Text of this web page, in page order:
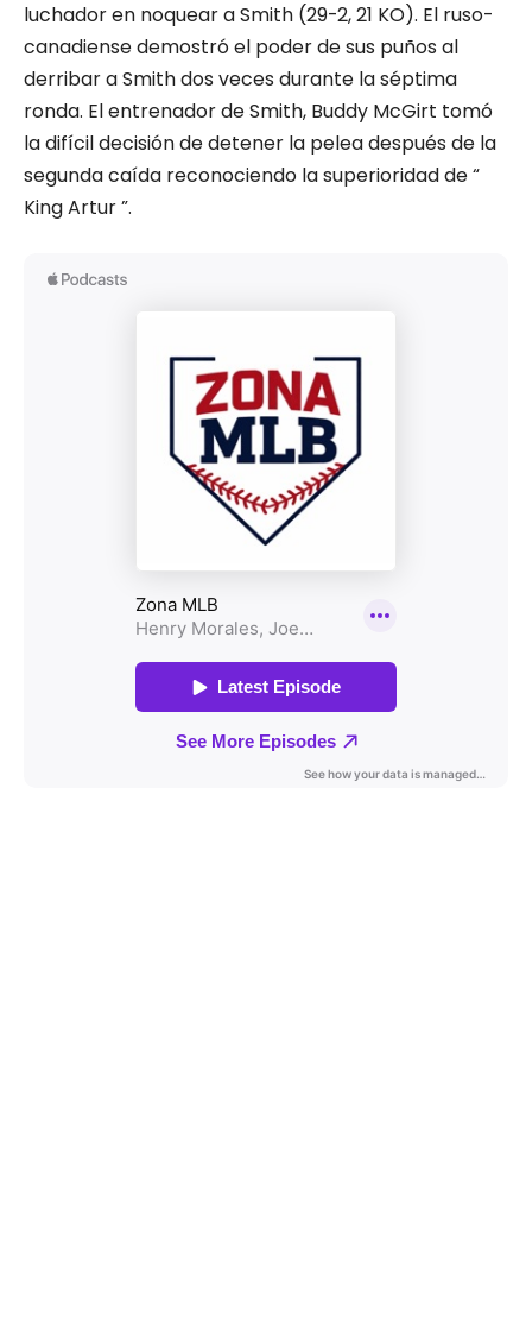
luchador en noquear a Smith (29-2, 21 KO). El ruso-
canadiense demostró el poder de sus puños al
derribar a Smith dos veces durante la séptima
ronda. El entrenador de Smith, Buddy McGirt tomó
la difícil decisión de detener la pelea después de la
segunda caída reconociendo la superioridad de “
King Artur ”.